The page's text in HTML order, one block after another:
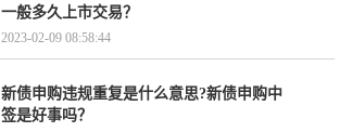
一般多久上市交易？
2023-02-09 08:58:44
新债申购违规重复是什么意思?新债申购中
签是好事吗？